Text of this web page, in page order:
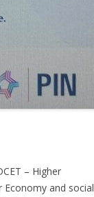
– Higher
and social